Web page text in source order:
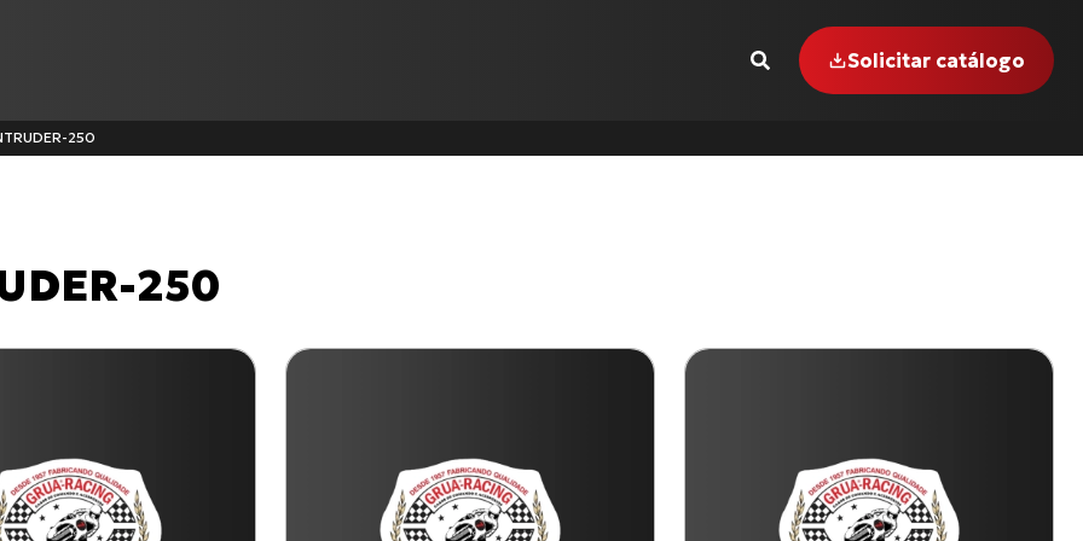
C-100 BIZ
Solicitar catálogo
250
250